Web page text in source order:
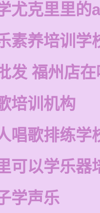
尤克里里的
素养培训学
发 福州店
培训机构
唱歌排练学
可以学乐器
学声乐